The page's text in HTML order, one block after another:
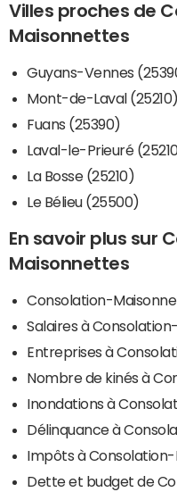
Villes proches de
Maisonnettes
Guyans-Vennes
Mont-de-Laval (25210)
Fuans (25390)
Laval-le-Prieuré
La Bosse (25210)
Le Bélieu (25500)
En savoir plus sur
Maisonnettes
Consolation-
Salaires à
Entreprises à
Nombre de kinés à
Inondations à
Délinquance à
Impôts à
Dette et budget de